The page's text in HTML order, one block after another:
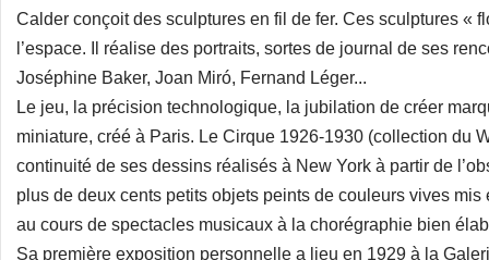
Calder conçoit des sculptures en fil de fer. Ces sculptures «
l’espace. Il réalise des portraits, sortes de journal de ses
Joséphine Baker, Joan Miró, Fernand Léger...
Le jeu, la précision technologique, la jubilation de créer
miniature, créé à Paris. Le Cirque 1926-1930 (collection du
continuité de ses dessins réalisés à New York à partir de
plus de deux cents petits objets peints de couleurs vives
au cours de spectacles musicaux à la chorégraphie bien
Sa première exposition personnelle a lieu en 1929 à la